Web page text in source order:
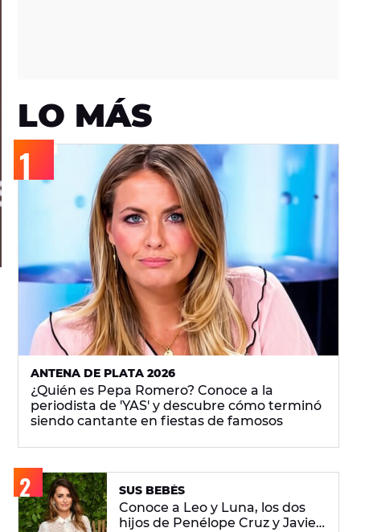
LO MÁS
ANTENA DE PLATA 2026
¿Quién es Pepa Romero? Conoce a la
periodista de 'YAS' y descubre cómo terminó
siendo cantante en fiestas de famosos
SUS BEBÉS
Conoce a Leo y Luna, los dos
hijos de Penélope Cruz y Javier